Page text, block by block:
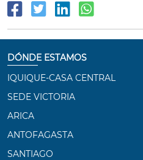
DÓNDE ESTAMOS
IQUIQUE-CASA CENTRAL
SEDE VICTORIA
ARICA
ANTOFAGASTA
SANTIAGO